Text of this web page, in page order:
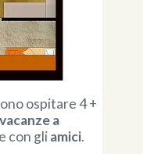
ospitare 4 +
vacanze a
con gliamici.